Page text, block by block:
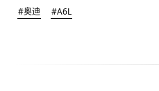
#奥迪 #A6L